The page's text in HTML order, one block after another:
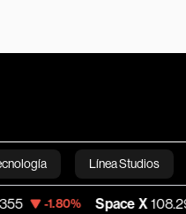
Línea Studios
English
Space X 108.29 -14.06%